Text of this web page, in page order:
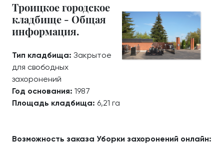
Троицкое городское
кладбище - Общая
информация.
Тип кладбища: Закрытое
для свободных
захоронений
Год основания: 1987
Площадь кладбища: 6,21 га
Возможность заказа Уборки захоронений онлайн: